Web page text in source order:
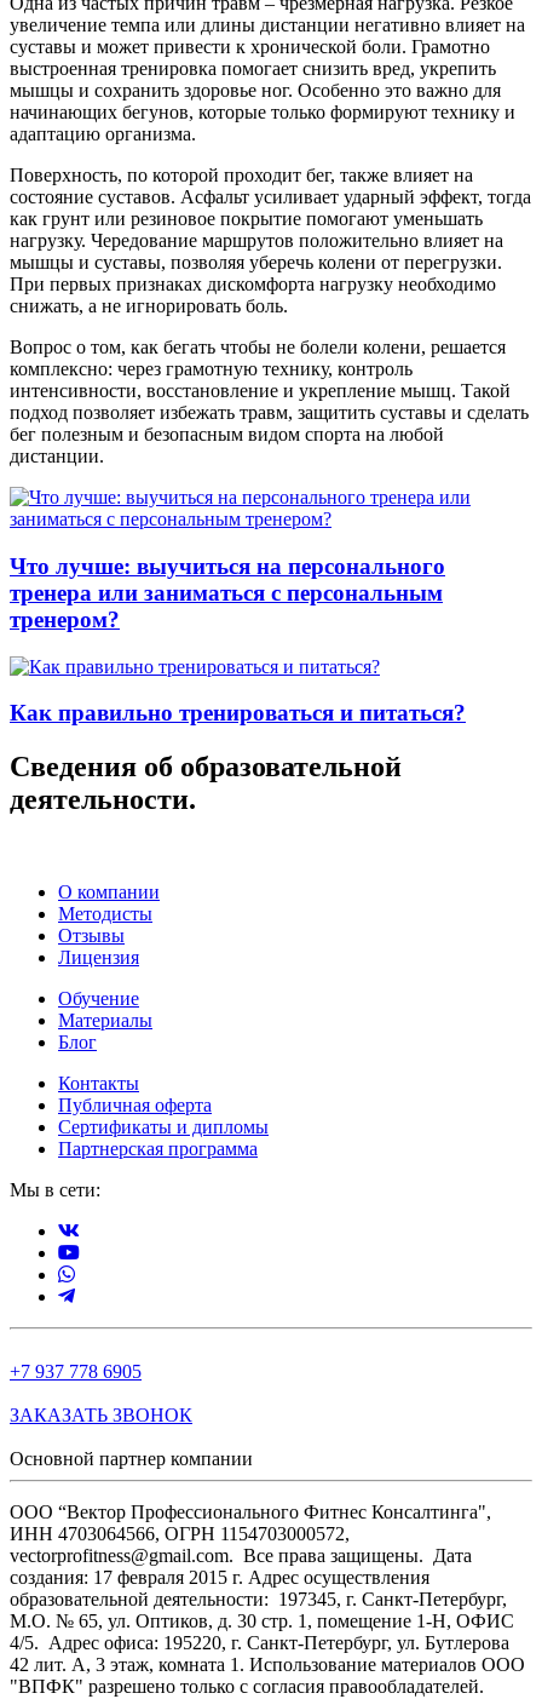
увеличение темпа или длины дистанции негативно влияет на
суставы и может привести к хронической боли. Грамотно
выстроенная тренировка помогает снизить вред, укрепить
мышцы и сохранить здоровье ног. Особенно это важно для
начинающих бегунов, которые только формируют технику и
адаптацию организма.
Поверхность, по которой проходит бег, также влияет на
состояние суставов. Асфальт усиливает ударный эффект, тогда
как грунт или резиновое покрытие помогают уменьшать
нагрузку. Чередование маршрутов положительно влияет на
мышцы и суставы, позволяя уберечь колени от перегрузки.
При первых признаках дискомфорта нагрузку необходимо
снижать, а не игнорировать боль.
Вопрос о том, как бегать чтобы не болели колени, решается
комплексно: через грамотную технику, контроль
интенсивности, восстановление и укрепление мышц. Такой
подход позволяет избежать травм, защитить суставы и сделать
бег полезным и безопасным видом спорта на любой
дистанции.
Что лучше: выучиться на персонального
тренера или заниматься с персональным
тренером?
Как правильно тренироваться и питаться?
Сведения об образовательной
деятельности.
О компании
Методисты
Отзывы
Лицензия
Обучение
Материалы
Блог
Контакты
Публичная оферта
Сертификаты и дипломы
Партнерская программа
Мы в сети:
+7 937 778 6905
ЗАКАЗАТЬ ЗВОНОК
Основной партнер компании
ООО “Вектор Профессионального Фитнес Консалтинга",
ИНН 4703064566, ОГРН 1154703000572,
vectorprofitness@gmail.com. Все права защищены. Дата
создания: 17 февраля 2015 г. Адрес осуществления
образовательной деятельности: 197345, г. Санкт-Петербург,
М.О. № 65, ул. Оптиков, д. 30 стр. 1, помещение 1-Н, ОФИС
4/5. Адрес офиса: 195220, г. Санкт-Петербург, ул. Бутлерова
42 лит. А, 3 этаж, комната 1. Использование материалов ООО
"ВПФК" разрешено только с согласия правообладателей.